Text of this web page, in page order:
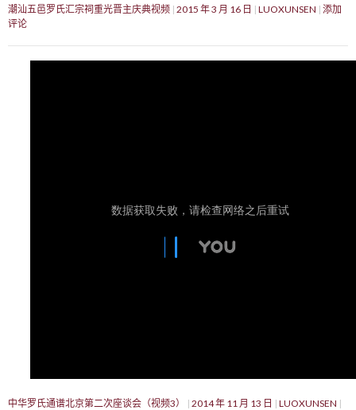
潮汕五邑罗氏汇宗祠重光晋主庆典视频 2015 年 3 月 16 日 LUOXUNSEN 添加
评论
中华罗氏通谱北京第二次座谈会（视频3） 2014 年 11 月 13 日
LUOXUNSEN